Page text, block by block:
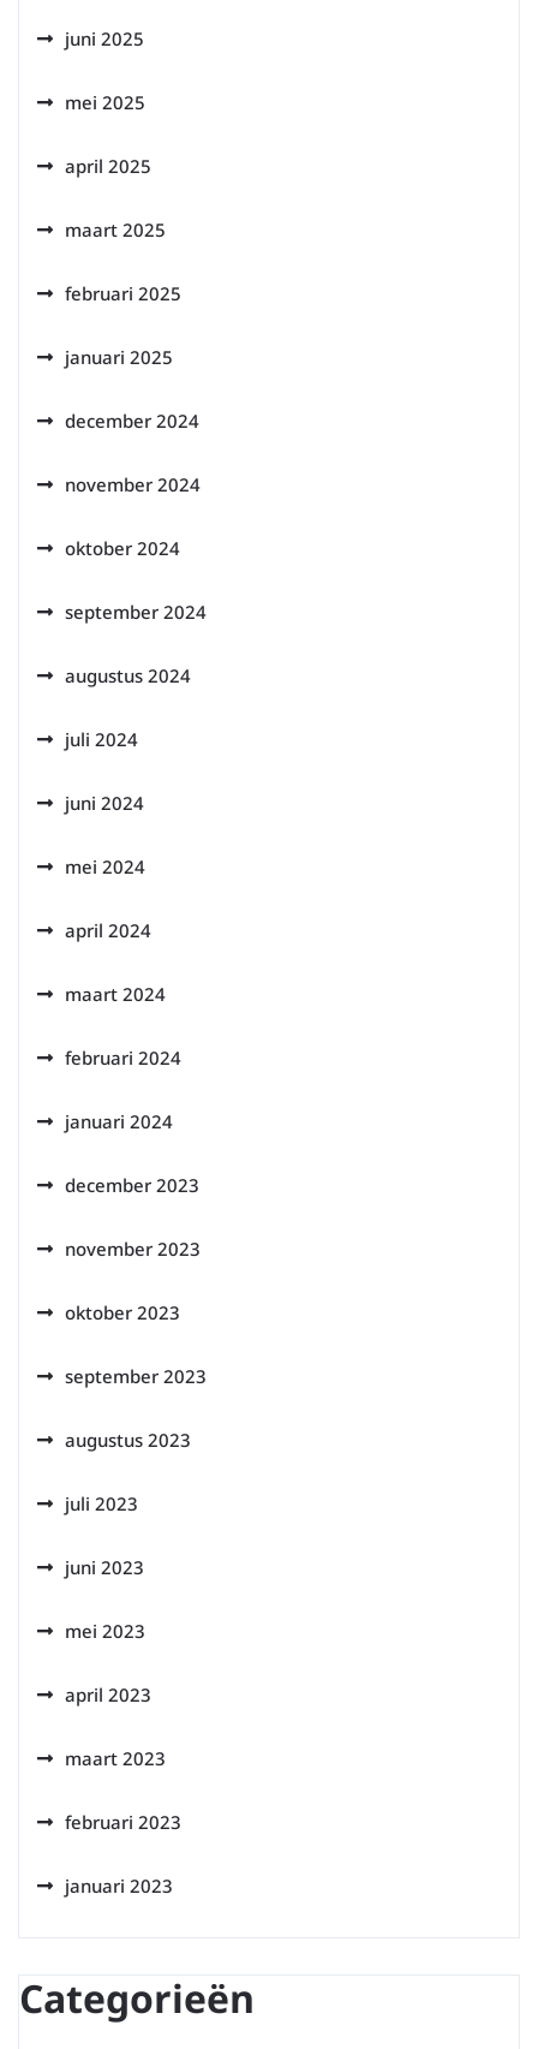
juni 2025
mei 2025
april 2025
maart 2025
februari 2025
januari 2025
december 2024
november 2024
oktober 2024
september 2024
augustus 2024
juli 2024
juni 2024
mei 2024
april 2024
maart 2024
februari 2024
januari 2024
december 2023
november 2023
oktober 2023
september 2023
augustus 2023
juli 2023
juni 2023
mei 2023
april 2023
maart 2023
februari 2023
januari 2023
Categorieën